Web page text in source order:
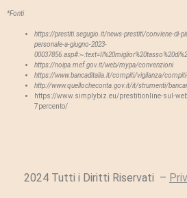
*Fonti
https://prestiti.segugio.it/news-prestiti/conviene-di-
personale-a-giugno-2023-
https://noipa.mef.gov.it/web/mypa/convenzioni
https://www.bancaditalia.it/compiti/vigilanza/
http://www.quellocheconta.gov.it/it/strumenti/
https://www.simplybiz.eu/prestitionline-sul-
7percento/
2024 Tutti i Diritti Riservati –